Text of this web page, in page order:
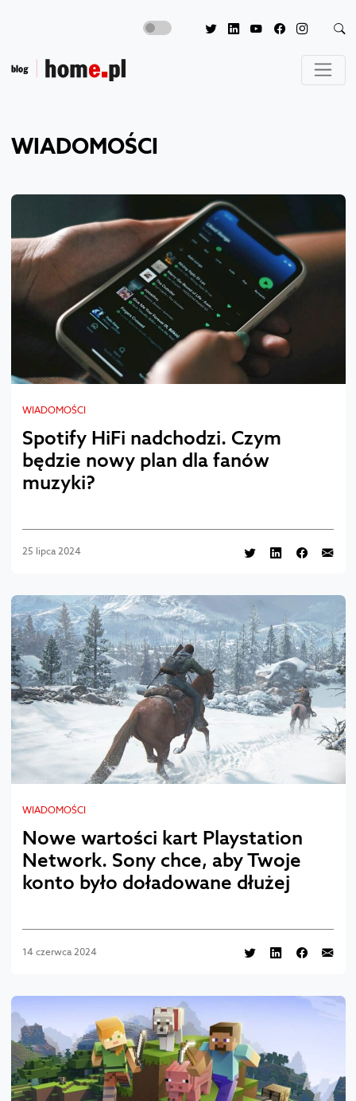
WIADOMOŚCI
WIADOMOŚCI
Spotify HiFi nadchodzi. Czym
będzie nowy plan dla fanów
muzyki?
25 lipca 2024
WIADOMOŚCI
Nowe wartości kart Playstation
Network. Sony chce, aby Twoje
konto było doładowane dłużej
14 czerwca 2024